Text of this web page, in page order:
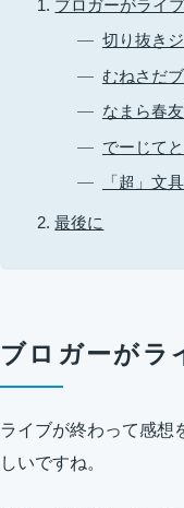
ブロガーがライ
切り抜き
むねさだ
なまら春
でーじて
「超」文
最後に
ブロガーがラ
ライブが終わって感想
しいですね。